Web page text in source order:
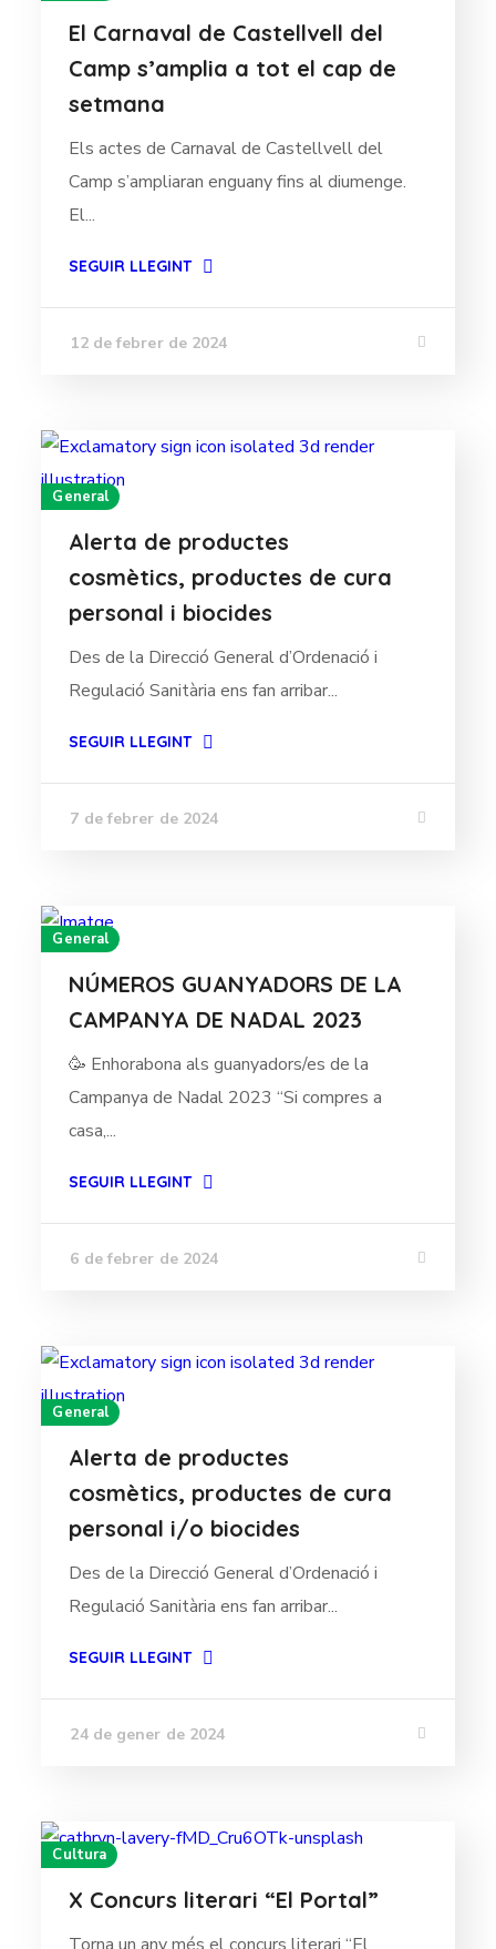
El Carnaval de Castellvell del
Camp s’amplia a tot el cap de
setmana
Els actes de Carnaval de Castellvell del
Camp s’ampliaran enguany fins al diumenge.
El...
SEGUIR LLEGINT
12 de febrer de 2024
General
Alerta de productes
cosmètics, productes de cura
personal i biocides
Des de la Direcció General d’Ordenació i
Regulació Sanitària ens fan arribar...
SEGUIR LLEGINT
7 de febrer de 2024
General
NÚMEROS GUANYADORS DE LA
CAMPANYA DE NADAL 2023
🥳 Enhorabona als guanyadors/es de la
Campanya de Nadal 2023 “Si compres a
casa,...
SEGUIR LLEGINT
6 de febrer de 2024
General
Alerta de productes
cosmètics, productes de cura
personal i/o biocides
Des de la Direcció General d’Ordenació i
Regulació Sanitària ens fan arribar...
SEGUIR LLEGINT
24 de gener de 2024
Cultura
X Concurs literari “El Portal”